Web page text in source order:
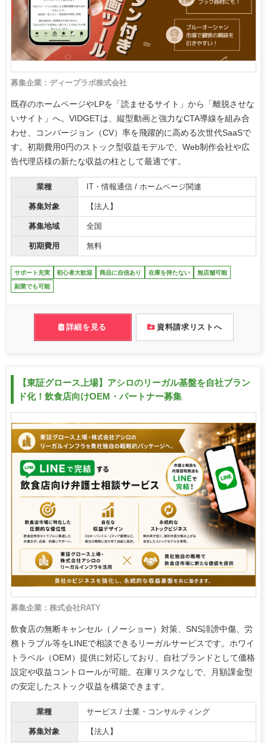
募集企業：ディープラボ株式会社
既存のホームページやLPを「読ませるサイト」から「離脱させな
いサイト」へ。VIDGETは、縦型動画と強力なCTA導線を組み合
わせ、コンバージョン（CV）率を飛躍的に高める次世代SaaSで
す。初期費用0円のストック型収益モデルで、Web制作会社や広
告代理店様の新たな収益の柱として最適です。
業種 IT・情報通信 / ホームページ関連
募集対象 【法人】
募集地域 全国
初期費用 無料
サポート充実 初心者大歓迎 商品に自信あり 在庫を持たない 無店舗可能
副業でも可能
詳細を見る 資料請求リストへ
【東証グロース上場】アシロのリーガル基盤を自社ブラン
ド化！飲食店向けOEM・パートナー募集
募集企業：株式会社RATY
飲食店の無断キャンセル（ノーショー）対策、SNS誹謗中傷、労
務トラブル等をLINEで相談できるリーガルサービスです。ホワイ
トラベル（OEM）提供に対応しており、自社ブランドとして価格
設定や収益コントロールが可能。在庫リスクなしで、月額課金型
の安定したストック収益を構築できます。
業種 サービス / 士業・コンサルティング
募集対象 【法人】